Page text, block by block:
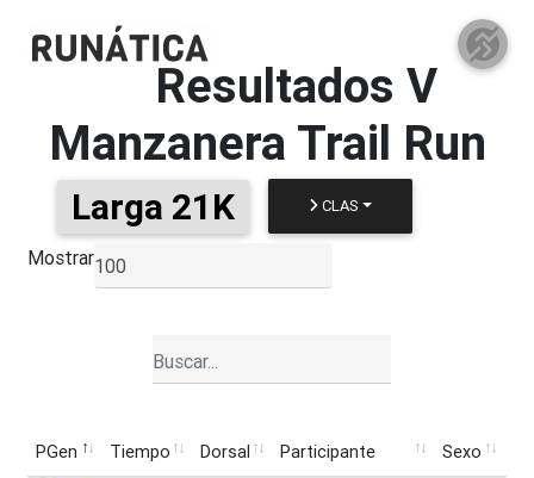
Resultados V
Manzanera Trail Run
Larga 21K CLAS
Mostrar
PGen Tiempo Dorsal Participante
Sexo